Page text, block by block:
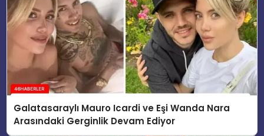
Galatasaraylı Mauro Icardi ve Eşi Wanda Nara
Arasındaki Gerginlik Devam Ediyor